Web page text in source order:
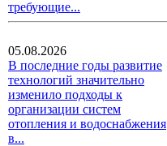
требующие...
05.08.2026
В последние годы развитие
технологий значительно
изменило подходы к
организации систем
отопления и водоснабжения
в...